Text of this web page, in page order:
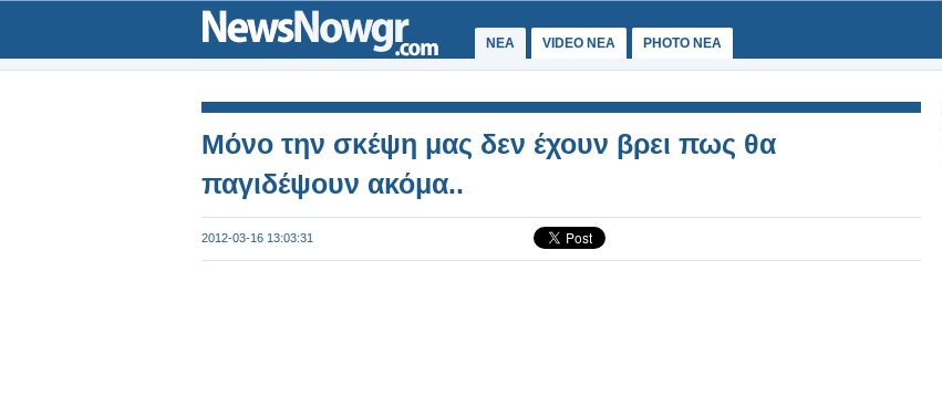
ΝΕΑ VIDEO NEA PHOTO NEA
Μόνο την σκέψη μας δεν έχουν βρει πως θα
παγιδέψουν ακόμα..
2012-03-16 13:03:31